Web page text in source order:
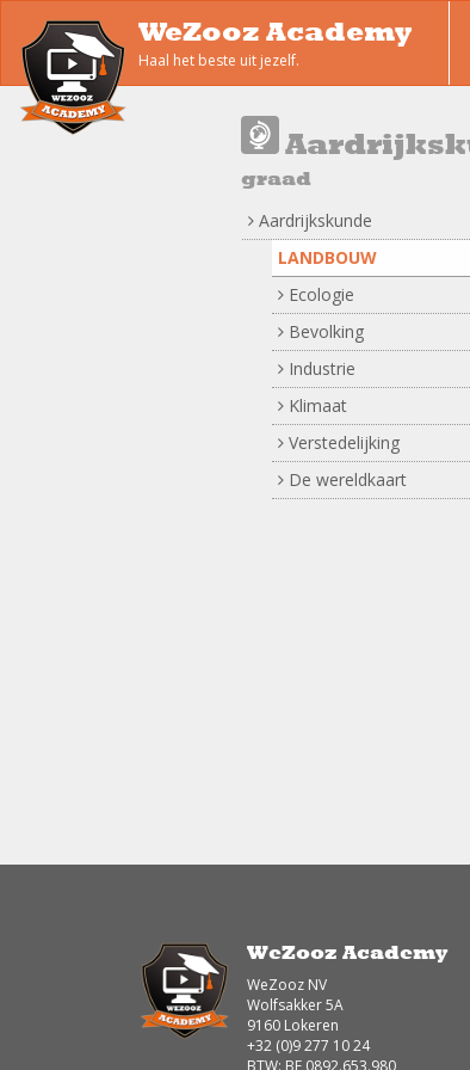
WeZooz Academy
Haal het beste uit jezelf.
graad
Aardrijkskunde
LANDBOUW
Ecologie
Bevolking
Industrie
Klimaat
Verstedelijking
De wereldkaart
WeZooz Academy
WeZooz NV
Wolfsakker 5A
9160 Lokeren
+32 (0)9 277 10 24
BTW: BE 0892.653.980